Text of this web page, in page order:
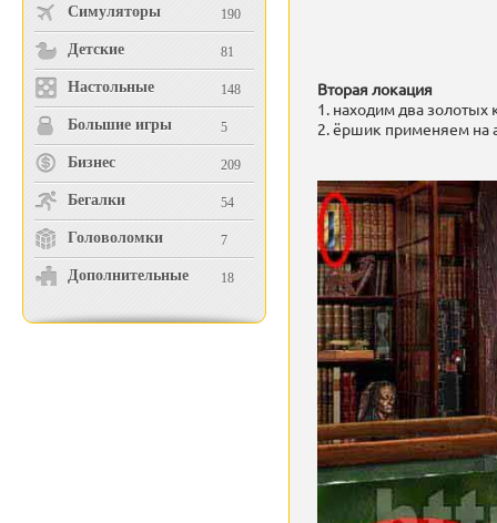
Симуляторы 190
Детские 81
Настольные 148
Большие игры 5
Бизнес 209
Бегалки 54
Головоломки 7
Дополнительные 18
Вторая локация
1. находим два золотых
2. ёршик применяем на